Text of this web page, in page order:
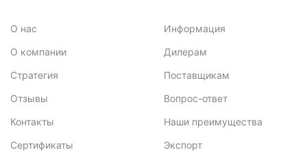
О нас
О компании
Стратегия
Отзывы
Контакты
Сертификаты
Информация
Дилерам
Поставщикам
Вопрос-ответ
Наши преимущества
Экспорт